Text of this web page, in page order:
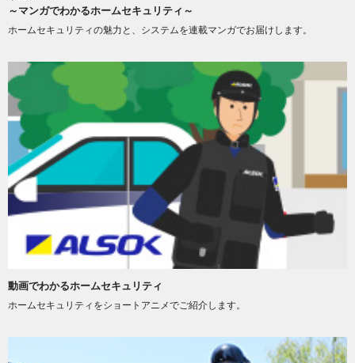
～マンガでわかるホームセキュリティ～
ホームセキュリティの魅力と、システムを連載マンガでお届けします。
動画でわかるホームセキュリティ
ホームセキュリティをショートアニメでご紹介します。